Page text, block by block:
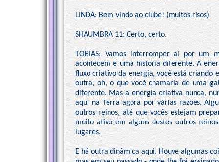
LINDA: Bem-vindo ao clube! (muitos risos)
SHAUMBRA 11: Certo, certo.
TOBIAS: Vamos interromper aí por um
acontecem é uma história diferente. A
fluxo criativo da energia, você está criando
outra, oh, o que você chamaria de uma
diferente. Mas a energia criativa nunca,
aqui na Terra agora por várias razões.
outros reinos, até que vocês estejam
muito ativo em alguns destes outros
lugares.
E há outra dinâmica aqui. Houve algumas